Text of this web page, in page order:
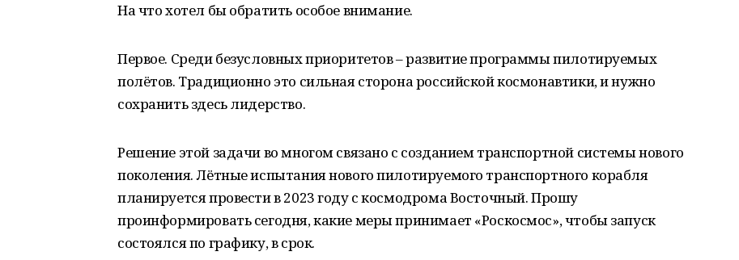
На что хотел бы обратить особое внимание.
Первое. Среди безусловных приоритетов – развитие программы пилотируемых
полётов. Традиционно это сильная сторона российской космонавтики, и нужно
сохранить здесь лидерство.
Решение этой задачи во многом связано с созданием транспортной системы нового
поколения. Лётные испытания нового пилотируемого транспортного корабля
планируется провести в 2023 году с космодрома Восточный. Прошу
проинформировать сегодня, какие меры принимает «Роскосмос», чтобы запуск
состоялся по графику, в срок.